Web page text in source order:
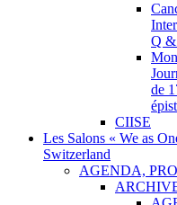
Q &
de
CIISE
Les Salons « We as
Switzerland
AGENDA,